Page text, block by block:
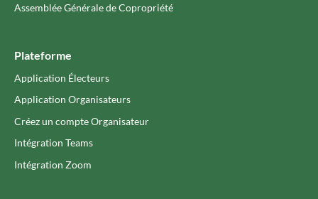
Assemblée Générale de Copropriété
Plateforme
Application Électeurs
Application Organisateurs
Créez un compte Organisateur
Intégration Teams
Intégration Zoom